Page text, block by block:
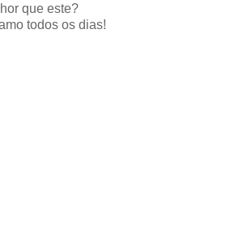
que este?
todos os dias!